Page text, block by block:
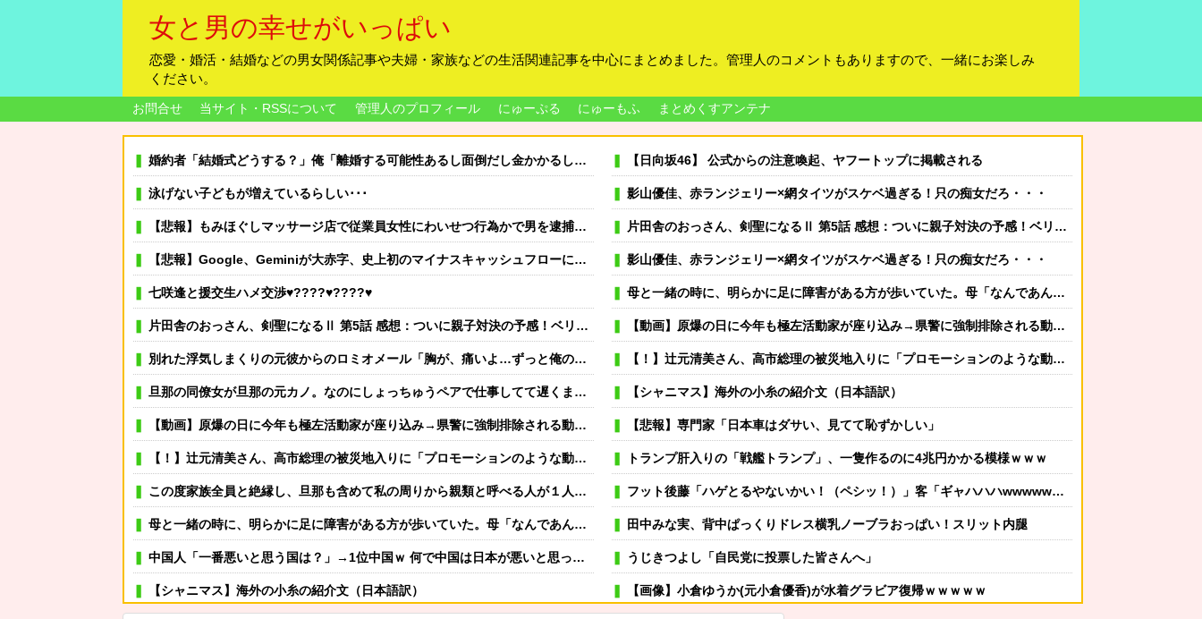
女と男の幸せがいっぱい
恋愛・婚活・結婚などの男女関係記事や夫婦・家族などの生活関連記事を中心にまとめました。管理人のコメントもありますので、一緒にお楽しみ
ください。
お問合せ 当サイト・RSSについて 管理人のプロフィール にゅーぷる にゅーもふ まとめくすアンテナ
婚約者「結婚式どうする？」俺「離婚する可能性あるし面倒だし金かかるし別によくね？」
泳げない子どもが増えているらしい･･･
【悲報】もみほぐしマッサージ店で従業員女性にわいせつ行為かで男を逮捕ｗｗｗｗｗｗｗｗｗ
【悲報】Google、Geminiが大赤字、史上初のマイナスキャッシュフローに陥る・・・
七咲逢と援交生ハメ交渉♥️????♥️????♥️
片田舎のおっさん、剣聖になるⅡ 第5話 感想：ついに親子対決の予感！ベリル先生もやる気に！
別れた浮気しまくりの元彼からのロミオメール「胸が、痛いよ…ずっと俺の胸にはくぎが刺さってる。○○（私）が俺に許しを乞わない限り消えないだろう…」←はぁ？
旦那の同僚女が旦那の元カノ。なのにしょっちゅうペアで仕事してて遅くまで残業したり二人で出張に行ったり。なんで「今度の出張は一人で行く」って嘘つくのかな
【動画】原爆の日に今年も極左活動家が座り込み→県警に強制排除される動画が話題に
【！】辻元清美さん、高市総理の被災地入りに「プロモーションのような動画を撮らせて、悲しく情けない！」ｗｗｗｗｗｗｗｗｗｗｗｗｗｗ
この度家族全員と絶縁し、旦那も含めて私の周りから親類と呼べる人が１人もいなくなりました～
母と一緒の時に、明らかに足に障害がある方が歩いていた。母「なんであんな歩き方なの？ふざけてるの？」
中国人「一番悪いと思う国は？」→1位中国ｗ 何で中国は日本が悪いと思ってるの？
【シャニマス】海外の小糸の紹介文（日本語訳）
【日向坂46】 公式からの注意喚起、ヤフートップに掲載される
影山優佳、赤ランジェリー×網タイツがスケベ過ぎる！只の痴女だろ・・・
片田舎のおっさん、剣聖になるⅡ 第5話 感想：ついに親子対決の予感！ベリル先生もやる気に！
影山優佳、赤ランジェリー×網タイツがスケベ過ぎる！只の痴女だろ・・・
母と一緒の時に、明らかに足に障害がある方が歩いていた。母「なんであんな歩き方なの？ふざけてるの？」
【動画】原爆の日に今年も極左活動家が座り込み→県警に強制排除される動画が話題に
【！】辻元清美さん、高市総理の被災地入りに「プロモーションのような動画を撮らせて、悲しく情けない！」ｗｗｗｗｗｗｗｗｗｗｗｗｗｗ
【シャニマス】海外の小糸の紹介文（日本語訳）
【悲報】専門家「日本車はダサい、見てて恥ずかしい」
トランプ肝入りの「戦艦トランプ」、一隻作るのに4兆円かかる模様ｗｗｗ
フット後藤「ハゲとるやないかい！（ペシッ！）」客「ギャハハハwwwwww」←何が面白いの？
田中みな実、背中ぱっくりドレス横乳ノーブラおっぱい！スリット内腿
うじきつよし「自民党に投票した皆さんへ」
【画像】小倉ゆうか(元小倉優香)が水着グラビア復帰ｗｗｗｗｗ